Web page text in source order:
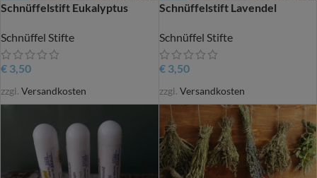
Schnüffelstift Eukalyptus
Schnüffel Stifte
€ 3,50
zzgl. Versandkosten
Schnüffelstift Lavendel
Schnüffel Stifte
€3,50
zzgl. Versandkosten